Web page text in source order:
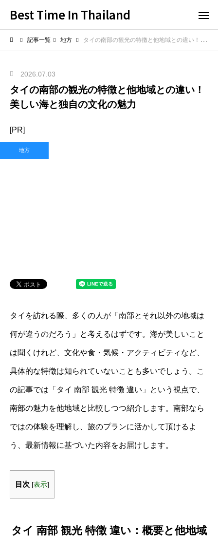
Best Time In Thailand
記事一覧 地方 タイの南部の観光の特徴と他地域との違い！美しい海と独自の文化の魅力
2026.07.03
タイの南部の観光の特徴と他地域との違い！
美しい海と独自の文化の魅力
[PR]
地方
タイを訪れる際、多くの人が「南部とそれ以外の地域は
何が違うのだろう」と考えるはずです。海が美しいこと
は聞くけれど、文化や食・気候・アクティビティなど、
具体的な特徴は知られていないことも多いでしょう。こ
の記事では「タイ 南部 観光 特徴 違い」という視点で、
南部の魅力を他地域と比較しつつ紹介します。南部なら
ではの体験を理解し、旅のプランに活かして頂けるよ
う、最新情報に基づいた内容をお届けします。
目次 [表示]
タイ 南部 観光 特徴 違い：概要と他地域